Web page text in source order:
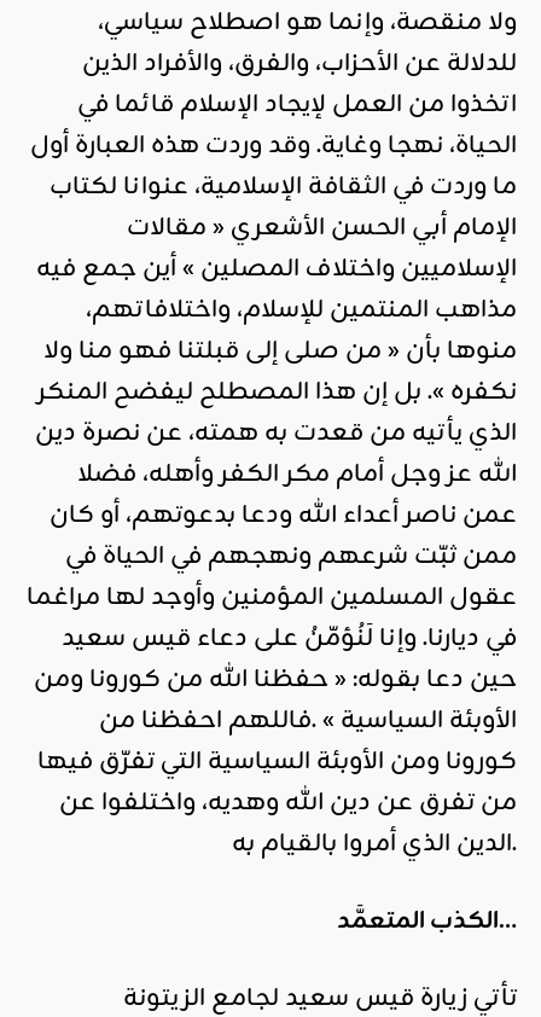
ولا منقصة، وإنما هو اصطلاح سياسي،
للدلالة عن الأحزاب، والفرق، والأفراد الذين
اتخذوا من العمل لإيجاد الإسلام قائما في
الحياة، نهجا وغاية. وقد وردت هذه العبارة أول
ما وردت في الثقافة الإسلامية، عنوانا لكتاب
الإمام أبي الحسن الأشعري « مقالات
الإسلاميين واختلاف المصلين » أين جمع فيه
مذاهب المنتمين للإسلام، واختلافاتهم،
منوها بأن « من صلى إلى قبلتنا فهو منا ولا
نكفره ». بل إن هذا المصطلح ليفضح المنكر
الذي يأتيه من قعدت به همته، عن نصرة دين
الله عز وجل أمام مكر الكفر وأهله، فضلا
عمن ناصر أعداء الله ودعا بدعوتهم، أو كان
ممن ثبّت شرعهم ونهجهم في الحياة في
عقول المسلمين المؤمنين وأوجد لها مراغما
في ديارنا. وإنا لَنُؤمّنُ على دعاء قيس سعيد
حين دعا بقوله: « حفظنا الله من كورونا ومن
الأوبئة السياسية » .فاللهم احفظنا من
كورونا ومن الأوبئة السياسية التي تفرّق فيها
من تفرق عن دين الله وهديه، واختلفوا عن
الدين الذي أمروا بالقيام به.
الكذب المتعمَّد…